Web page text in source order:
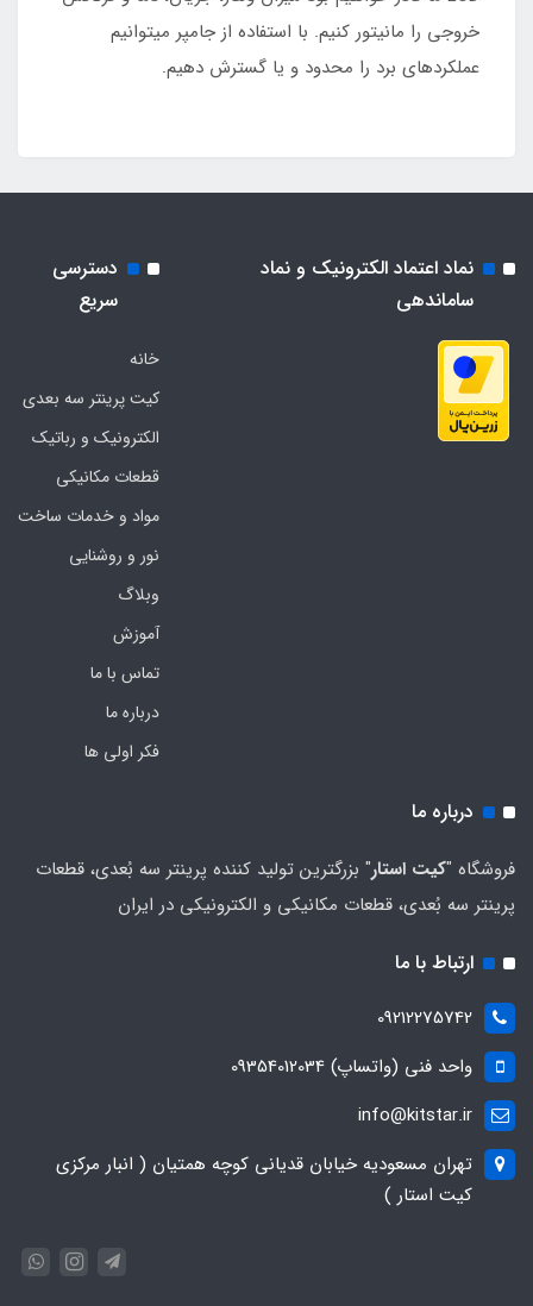
خروجی را مانیتور کنیم. با استفاده از جامپر میتوانیم
عملکردهای برد را محدود و یا گسترش دهیم.
نماد اعتماد الکترونیک و نماد
ساماندهی
دسترسی
سریع
خانه
کیت پرینتر سه بعدی
الکترونیک و رباتیک
قطعات مکانیکی
مواد و خدمات ساخت
نور و روشنایی
وبلاگ
آموزش
تماس با ما
درباره ما
فکر اولی ها
درباره ما
فروشگاه "کیت استار" بزرگترین تولید کننده پرینتر سه بُعدی، قطعات
پرینتر سه بُعدی، قطعات مکانیکی و الکترونیکی در ایران
ارتباط با ما
09212275742
واحد فنی (واتساپ) 09354012034
info@kitstar.ir
تهران مسعودیه خیابان قدیانی کوچه همتیان ( انبار مرکزی
کیت استار )